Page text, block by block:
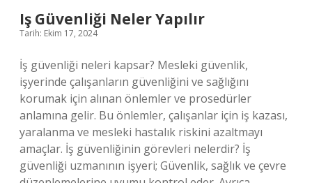
Iş Güvenliği Neler Yapılır
Tarih: Ekim 17, 2024
İş güvenliği neleri kapsar? Mesleki güvenlik,
işyerinde çalışanların güvenliğini ve sağlığını
korumak için alınan önlemler ve prosedürler
anlamına gelir. Bu önlemler, çalışanlar için iş kazası,
yaralanma ve mesleki hastalık riskini azaltmayı
amaçlar. İş güvenliğinin görevleri nelerdir? İş
güvenliği uzmanının işyeri; Güvenlik, sağlık ve çevre